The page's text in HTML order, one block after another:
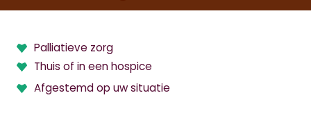
Palliatieve zorg
Thuis of in een hospice
Afgestemd op uw situatie